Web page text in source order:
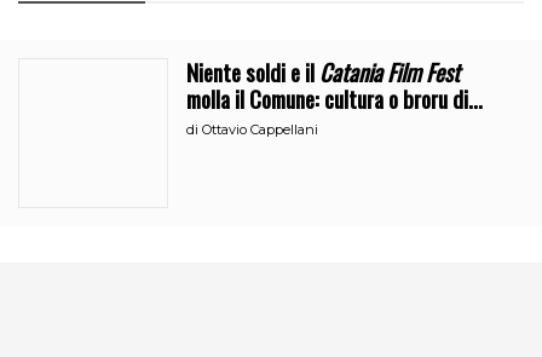
Niente soldi e ilCatania Film Fest
molla il Comune: cultura o broru di
ciciri?
diOttavio Cappellani